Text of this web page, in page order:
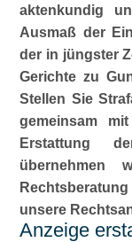
aktenkundig
Ausmaß der
der in jüngster
Gerichte zu
Stellen Sie
gemeinsam
Erstattung
unsere
Anzeige